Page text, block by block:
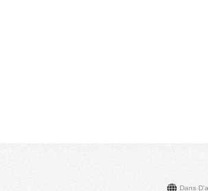
Dans